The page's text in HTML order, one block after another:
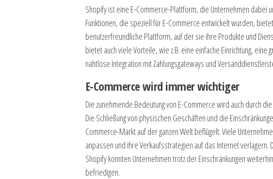
Shopify ist eine E-Commerce-Plattform, die Unternehmen dabei
Funktionen, die speziell für E-Commerce entwickelt wurden,
benutzerfreundliche Plattform, auf der sie ihre Produkte und
bietet auch viele Vorteile, wie z.B. eine einfache Einrichtung, eine
nahtlose Integration mit Zahlungsgateways und
E-Commerce wird immer wichtiger
Die zunehmende Bedeutung von E-Commerce wird auch durch
Die Schließung von physischen Geschäften und die
Commerce-Markt auf der ganzen Welt beflügelt. Viele
anpassen und ihre Verkaufsstrategien auf das Internet verlagern.
Shopify konnten Unternehmen trotz der Einschränkungen
befriedigen.